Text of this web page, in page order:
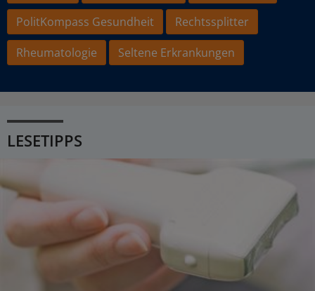
PolitKompass Gesundheit
Rechtssplitter
Rheumatologie
Seltene Erkrankungen
LESETIPPS